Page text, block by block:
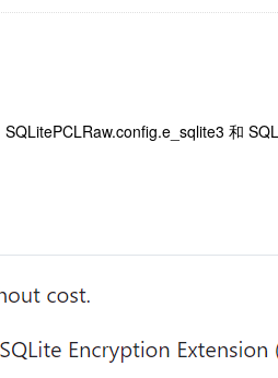
SQLitePCLRaw.config.e_sqlite3 和